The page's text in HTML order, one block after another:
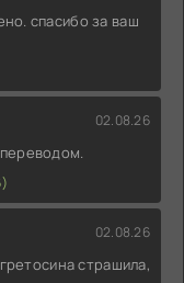
спасибо за ваш
02.08.26
02.08.26
страшила,